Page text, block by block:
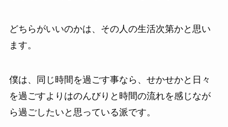
どちらがいいのかは、その人の生活次第かと思い
ます。
僕は、同じ時間を過ごす事なら、せかせかと日々
を過ごすよりはのんびりと時間の流れを感じなが
ら過ごしたいと思っている派です。